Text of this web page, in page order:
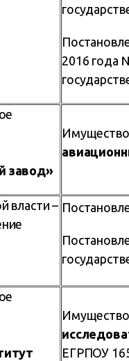
2016 года
завод»
Имущество
власти –
Имущество
ЕГРПОУ